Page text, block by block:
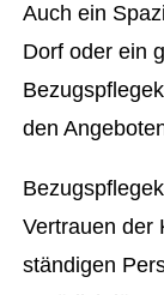
Auch ein
Dorf oder ein
den
Vertrauen der
ständigen